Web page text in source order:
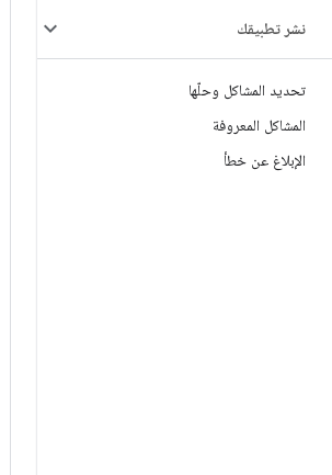
نشر تطبيقك
تحديد المشاكل وحلّها
المشاكل المعروفة
الإبلاغ عن خطأ